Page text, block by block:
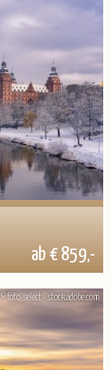
ab € 859,-
© foto-select - stock.adobe.com